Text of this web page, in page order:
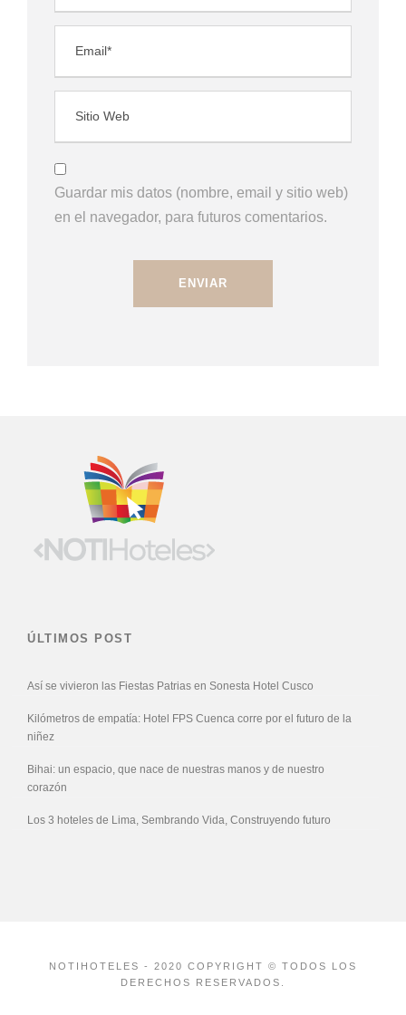
Guardar mis datos (nombre, email y sitio web)
en el navegador, para futuros comentarios.
ÚLTIMOS POST
Así se vivieron las Fiestas Patrias en Sonesta Hotel Cusco
Kilómetros de empatía: Hotel FPS Cuenca corre por el futuro de la
niñez
Bihai: un espacio, que nace de nuestras manos y de nuestro
corazón
Los 3 hoteles de Lima, Sembrando Vida, Construyendo futuro
NOTIHOTELES - 2020 COPYRIGHT © TODOS LOS
DERECHOS RESERVADOS.